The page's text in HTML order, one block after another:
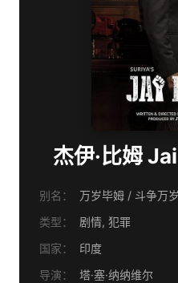
杰伊·比姆
别名：
万岁毕姆 / 斗争万
类型：
剧情, 犯罪
国家：
印度
导演：
塔·塞·纳纳维尔